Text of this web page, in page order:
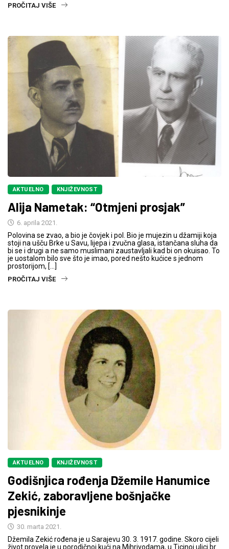
PROČITAJ VIŠE
AKTUELNO KNJIŽEVNOST
Alija Nametak: “Otmjeni prosjak”
6. aprila 2021.
Polovina se zvao, a bio je čovjek i pol. Bio je mujezin u džamiji koja
stoji na ušču Brke u Savu, lijepa i zvučna glasa, istančana sluha da
bi se i drugi a ne samo muslimani zaustavljali kad bi on okuisao. To
je uostalom bilo sve što je imao, pored nešto kućice s jednom
prostorijom, […]
PROČITAJ VIŠE
AKTUELNO KNJIŽEVNOST
Godišnjica rođenja Džemile Hanumice
Zekić, zaboravljene bošnjačke
pjesnikinje
30. marta 2021.
Džemila Zekić rođena je u Sarajevu 30. 3. 1917. godine. Skoro cijeli
život provela je u porodičnoj kući na Mihrivodama, u Ticinoj ulici br.